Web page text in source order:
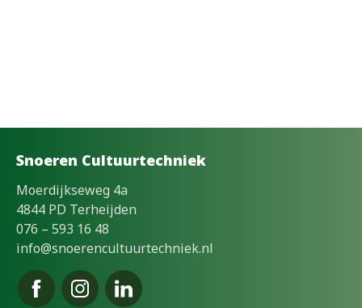
Snoeren Cultuurtechniek
Moerdijkseweg 4a
4844 PD Terheijden
076 – 593 16 48
info@snoerencultuurtechniek.nl